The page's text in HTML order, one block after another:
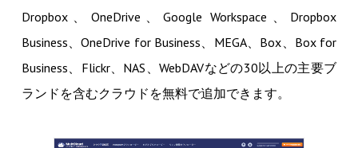
Dropbox、OneDrive、Google Workspace、Dropbox
Business、OneDrive for Business、MEGA、Box、Box for
Business、Flickr、NAS、WebDAVなどの30以上の主要ブ
ランドを含むクラウドを無料で追加できます。